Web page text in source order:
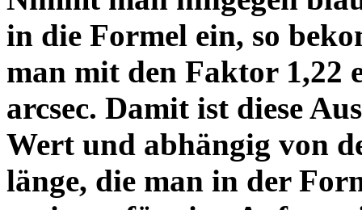
in die Formel ein, so
man mit den Faktor 1,22
arcsec. Damit ist diese
Wert und abhängig von
länge, die man in der